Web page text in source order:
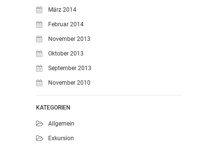
März 2014
Februar 2014
November 2013
Oktober 2013
September 2013
November 2010
KATEGORIEN
Allgemein
Exkursion